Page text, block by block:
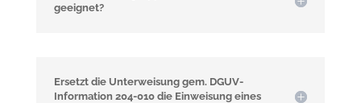
geeignet?
Ersetzt die Unterweisung gem. DGUV-
Information 204-010 die Einweisung eines